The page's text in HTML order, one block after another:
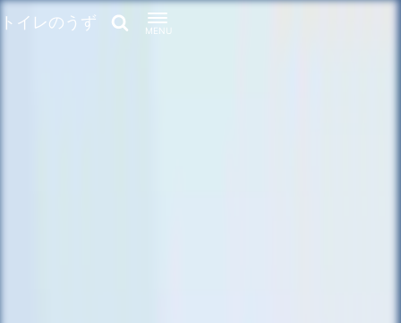
トイレのうず MENU